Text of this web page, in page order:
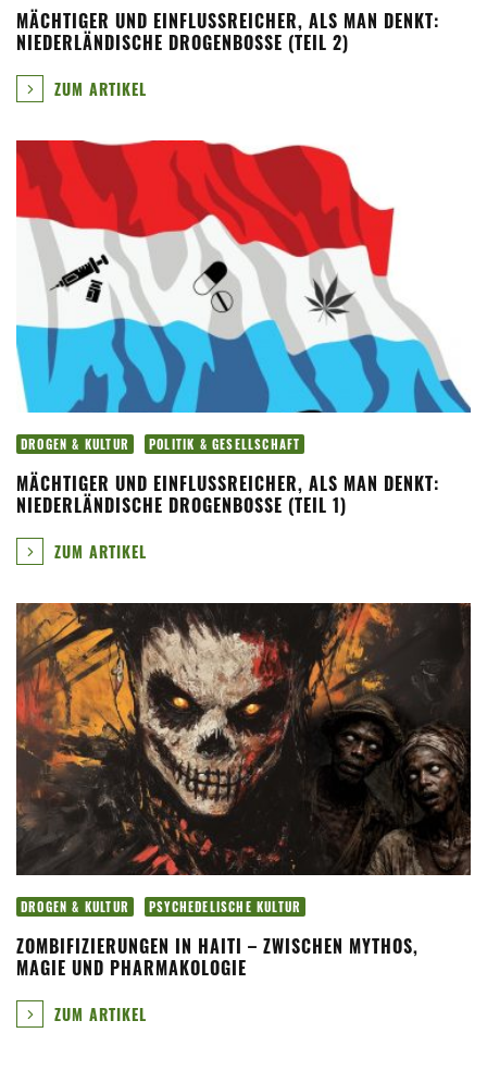
MÄCHTIGER UND EINFLUSSREICHER, ALS MAN DENKT:
NIEDERLÄNDISCHE DROGENBOSSE (TEIL 2)
ZUM ARTIKEL
DROGEN & KULTUR POLITIK & GESELLSCHAFT
MÄCHTIGER UND EINFLUSSREICHER, ALS MAN DENKT:
NIEDERLÄNDISCHE DROGENBOSSE (TEIL 1)
ZUM ARTIKEL
DROGEN & KULTUR PSYCHEDELISCHE KULTUR
ZOMBIFIZIERUNGEN IN HAITI – ZWISCHEN MYTHOS,
MAGIE UND PHARMAKOLOGIE
ZUM ARTIKEL